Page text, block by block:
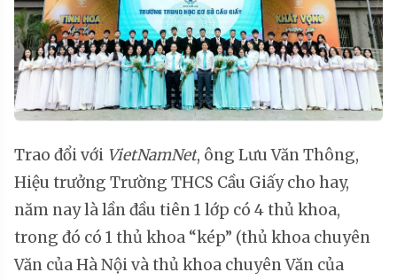
Trao đổi với VietNamNet, ông Lưu Văn Thông,
Hiệu trưởng Trường THCS Cầu Giấy cho hay,
năm nay là lần đầu tiên 1 lớp có 4 thủ khoa,
trong đó có 1 thủ khoa “kép” (thủ khoa chuyên
Văn của Hà Nội và thủ khoa chuyên Văn của